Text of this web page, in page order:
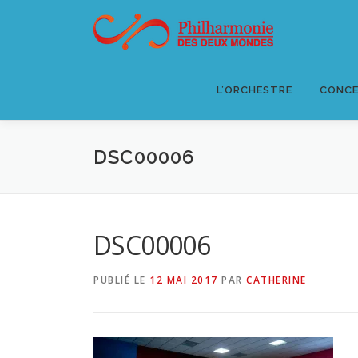
L’ORCHESTRE
DSC00006
DSC00006
PUBLIÉ LE 12 MAI 2017 PAR CATHERINE